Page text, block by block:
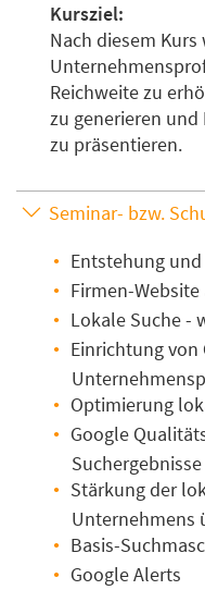
Kursziel:
Nach diesem Kurs
Reichweite zu
zu generieren
zu präsentieren.
Seminar- bzw.
Entstehung
Firmen-
Lokale Suche -
Einrichtung von
Optimierung
Google
Suchergebnisse
Stärkung der
Unternehmens
Basis-
Google Alerts